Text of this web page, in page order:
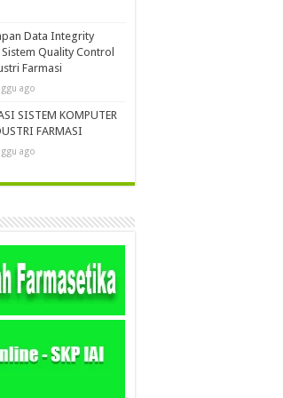
Data Integrity
Quality Control
Farmasi
ago
SISTEM KOMPUTER
FARMASI
ago